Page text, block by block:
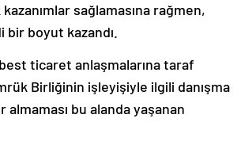
sağlamasına rağmen,
bir boyut kazandı.
ticaret anlaşmalarına taraf
Birliğinin işleyişiyle ilgili danışma
bu alanda yaşanan